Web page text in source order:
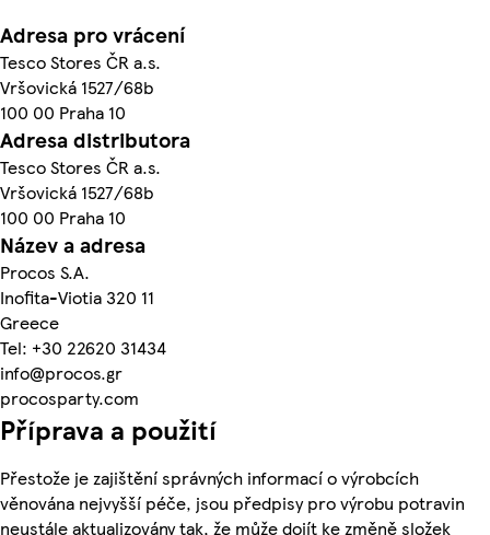
Adresa pro vrácení
Tesco Stores ČR a.s.
Vršovická 1527/68b
100 00 Praha 10
Adresa distributora
Tesco Stores ČR a.s.
Vršovická 1527/68b
100 00 Praha 10
Název a adresa
Procos S.A.
Inofita-Viotia 320 11
Greece
Tel: +30 22620 31434
info@procos.gr
procosparty.com
Příprava a použití
Přestože je zajištění správných informací o výrobcích
věnována nejvyšší péče, jsou předpisy pro výrobu potravin
neustále aktualizovány tak, že může dojít ke změně složek